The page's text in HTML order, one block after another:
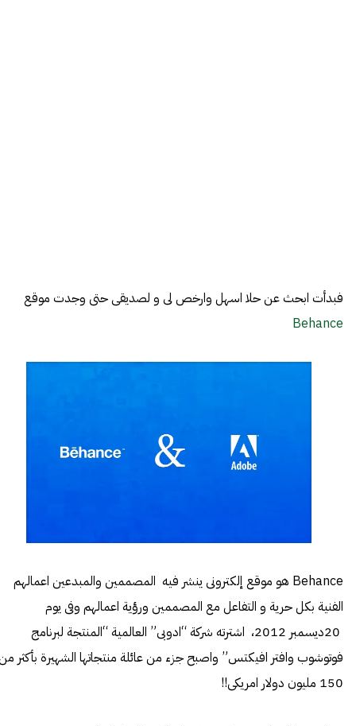
فبدأت ابحث عن حلا اسهل وارخص لى و لصديقى حتى وجدت موقع
Behance
Behance هو موقع إلكترونى ينشر فيه المصممين والمبدعين اعمالهم
الفنية بكل حرية و التفاعل مع المصممين ورؤية اعمالهم وفى يوم
20ديسمبر 2012، اشترته شركة “ادوبى” العالمية “المنتجة لبرنامج
فوتوشوب وافتر افيكتس” واصبح جزء من عائلة منتجاتها الشهيرة بأكثر
150 مليون دولار امريكى!!